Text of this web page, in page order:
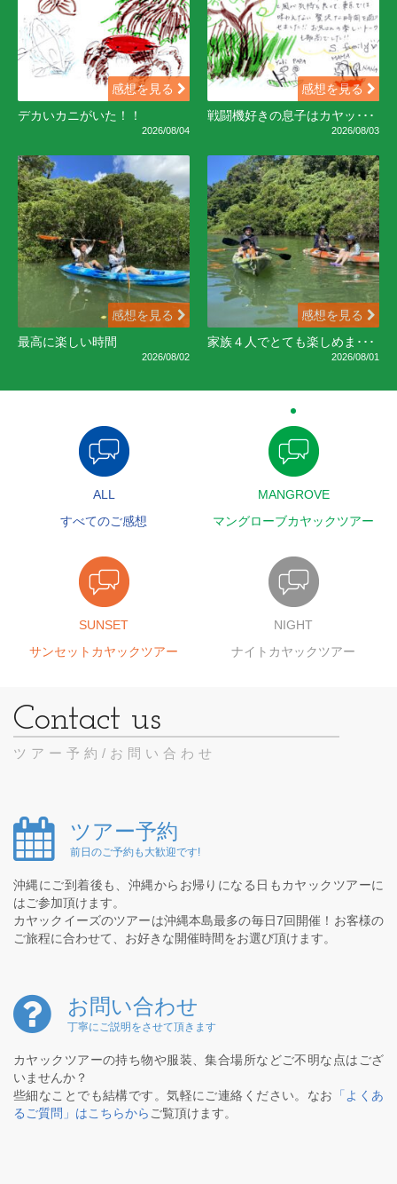
感想を見る
デカいカニがいた！！
2026/08/04
感想を見る
戦闘機好きの息子はカヤッ･･･
2026/08/03
感想を見る
最高に楽しい時間
2026/08/02
感想を見る
家族４人でとても楽しめま･･･
2026/08/01
ALL
すべてのご感想
MANGROVE
マングローブカヤックツアー
SUNSET
サンセットカヤックツアー
NIGHT
ナイトカヤックツアー
ツアー予約/お問い合わせ
ツアー予約
前日のご予約も大歓迎です!
沖縄にご到着後も、沖縄からお帰りになる日もカヤックツアーに
はご参加頂けます。
カヤックイーズのツアーは沖縄本島最多の毎日7回開催！お客様の
ご旅程に合わせて、お好きな開催時間をお選び頂けます。
お問い合わせ
丁寧にご説明をさせて頂きます
カヤックツアーの持ち物や服装、集合場所などご不明な点はござ
いませんか？
些細なことでも結構です。気軽にご連絡ください。なお
「よくあ
るご質問」はこちらから ご覧頂けます。